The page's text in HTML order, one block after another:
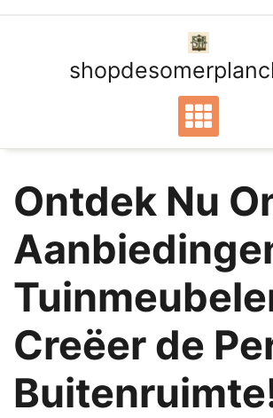
Ontdek Nu
Creëer de